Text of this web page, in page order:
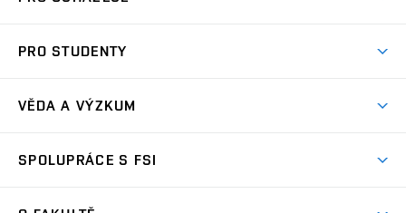
Ambasadoři studia
Zápisy
PRO STUDENTY
Studijní předpisy
VĚDA A VÝZKUM
Oblasti výzkumu
SPOLUPRÁCE S FSI